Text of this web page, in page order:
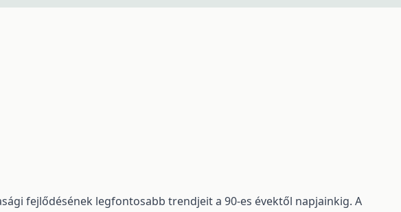
fejlődésének legfontosabb trendjeit a 90-es évektől napjainkig. A